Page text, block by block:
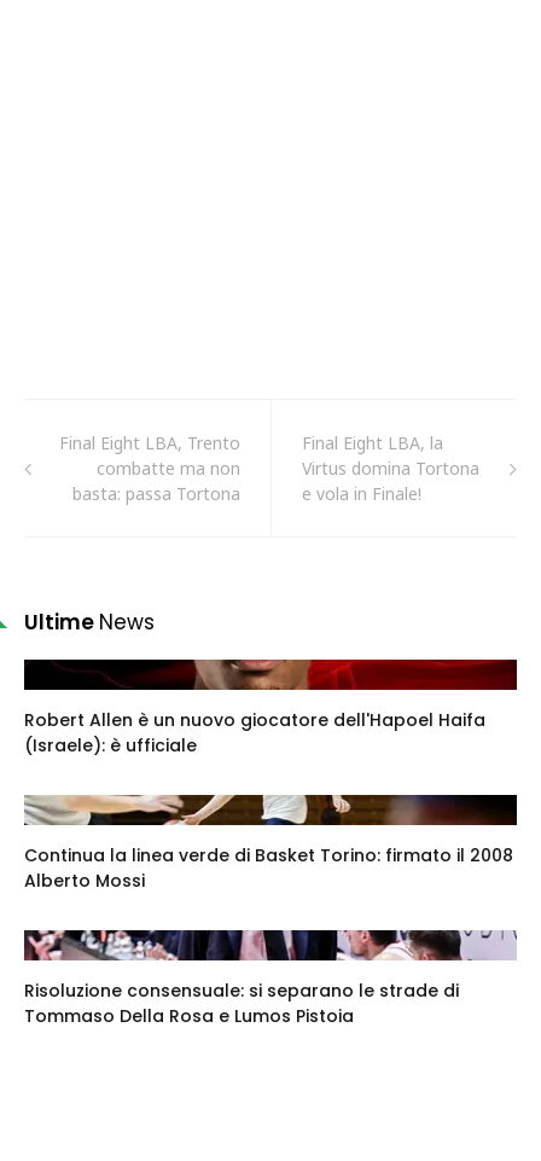
Final Eight LBA, Trento
combatte ma non
basta: passa Tortona
Final Eight LBA, la
Virtus domina Tortona
e vola in Finale!
Ultime News
Robert Allen è un nuovo giocatore dell'Hapoel Haifa
(Israele): è ufficiale
Continua la linea verde di Basket Torino: firmato il 2008
Alberto Mossi
Risoluzione consensuale: si separano le strade di
Tommaso Della Rosa e Lumos Pistoia